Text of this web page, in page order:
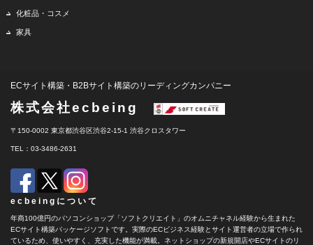
化粧品・コスメ
家具
ECサイト構築・B2Bサイト構築のリーディングカンパニー
株式会社ecbeing
〒150-0002 東京都渋谷区渋谷2-15-1 渋谷クロスタワー
TEL：03-3486-2631
ecbeingについて
年商100億円のパソコンショップ「ソフトクリエイト」のオムニチャネル経験から生まれた
ECサイト構築パッケージソフトです。実際のECビジネス経験とサイト運営者の立場で作られ
ているため、使いやすく、充実した機能が満載。ネットショップの新規開店やECサイトのリ